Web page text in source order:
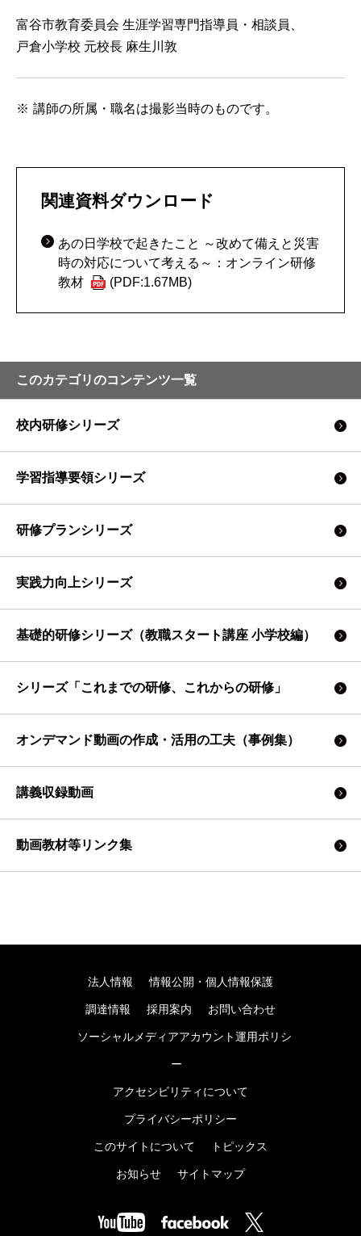
富谷市教育委員会 生涯学習専門指導員・相談員、
戸倉小学校 元校長 麻生川敦
講師の所属・職名は撮影当時のものです。
関連資料ダウンロード
あの日学校で起きたこと ～改めて備えと災害
時の対応について考える～：オンライン研修
教材
(PDF:1.67MB)
このカテゴリのコンテンツ一覧
校内研修シリーズ
学習指導要領シリーズ
研修プランシリーズ
実践力向上シリーズ
基礎的研修シリーズ（教職スタート講座 小学校編）
シリーズ「これまでの研修、これからの研修」
オンデマンド動画の作成・活用の工夫（事例集）
講義収録動画
動画教材等リンク集
法人情報 情報公開・個人情報保護
調達情報 採用案内 お問い合わせ
ソーシャルメディアアカウント運用ポリシ
ー
アクセシビリティについて
プライバシーポリシー
このサイトについて トピックス
お知らせ サイトマップ